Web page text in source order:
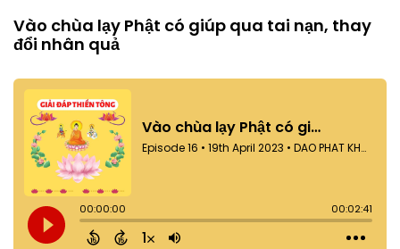
Vào chùa lạy Phật có giúp qua tai nạn, thay
đổi nhân quả